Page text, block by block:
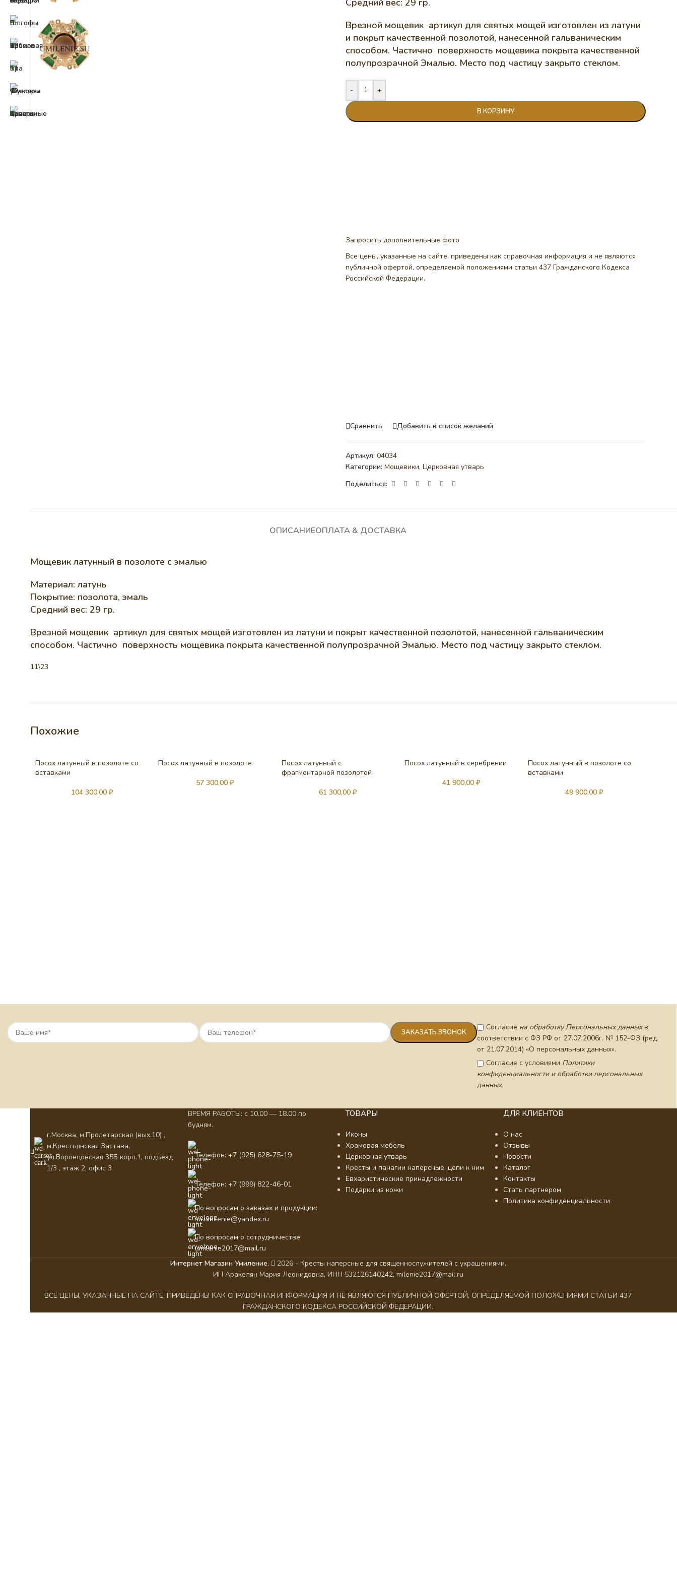
Средний вес: 29 гр.
Врезной мощевик артикул для святых мощей изготовлен из латуни
и покрыт качественной позолотой, нанесенной гальваническим
способом. Частично поверхность мощевика покрыта качественной
полупрозрачной Эмалью. Место под частицу закрыто стеклом.
- +
В КОРЗИНУ
Запросить дополнительные фото
Все цены, указанные на сайте, приведены как справочная информация и не являются
публичной офертой, определяемой положениями статьи 437 Гражданского Кодекса
Российской Федерации.
Сравнить Добавить в список желаний
Артикул: 04034
Категории: Мощевики, Церковная утварь
Поделиться:
ОПИСАНИЕОПЛАТА & ДОСТАВКА
Мощевик латунный в позолоте с эмалью
Материал: латунь
Покрытие: позолота, эмаль
Средний вес: 29 гр.
Врезной мощевик артикул для святых мощей изготовлен из латуни и покрыт качественной позолотой, нанесенной гальваническим
способом. Частично поверхность мощевика покрыта качественной полупрозрачной Эмалью. Место под частицу закрыто стеклом.
11\23
Похожие
Посох латунный в позолоте со
вставками
104 300,00 ₽
Посох латунный в позолоте
57 300,00₽
Посох латунный с
фрагментарной позолотой
61 300,00₽
Посох латунный в серебрении
41 900,00 ₽
Посох латунный в позолоте со
вставками
49 900,00₽
Согласие на обработку Персональных данныхв
соответствии с ФЗ РФ от 27.07.2006г. № 152-ФЗ (ред.
от 21.07.2014) «О персональных данных».
Согласие с условиями Политики
конфиденциальности и обработки персональных
данных.
г.Москва, м.Пролетарская (вых.10) ,
м.Крестьянская Застава,
ул.Воронцовская 35Б корп.1, подъезд
1/3 , этаж 2, офис 3
ВРЕМЯ РАБОТЫ: с 10.00 — 18.00 по
будням.
Телефон: +7 (925) 628-75-19
Телефон: +7 (999) 822-46-01
По вопросам о заказах и продукции:
su.umilenie@yandex.ru
По вопросам о сотрудничестве:
umilenie2017@mail.ru
ТОВАРЫ
Иконы
Храмовая мебель
Церковная утварь
Кресты и панагии наперсные, цепи к ним
Евхаристические принадлежности
Подарки из кожи
ДЛЯ КЛИЕНТОВ
О нас
Отзывы
Новости
Каталог
Контакты
Стать партнером
Политика конфиденциальности
Интернет Магазин Умиление.
2026 - Кресты наперсные для священнослужителей с украшениями.
ИП Аракелян Мария Леонидовна, ИНН 532126140242, milenie2017@mail.ru
ВСЕ ЦЕНЫ, УКАЗАННЫЕ НА САЙТЕ, ПРИВЕДЕНЫ КАК СПРАВОЧНАЯ ИНФОРМАЦИЯ И НЕ ЯВЛЯЮТСЯ ПУБЛИЧНОЙ ОФЕРТОЙ, ОПРЕДЕЛЯЕМОЙ ПОЛОЖЕНИЯМИ СТАТЬИ 437
ГРАЖДАНСКОГО КОДЕКСА РОССИЙСКОЙ ФЕДЕРАЦИИ.